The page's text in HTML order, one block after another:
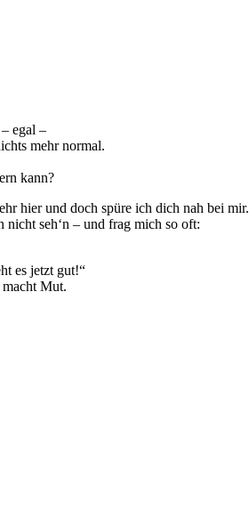
egal –
mehr normal.
kann?
hier und doch spüre ich dich nah bei mir.
seh‘n – und frag mich so oft:
es jetzt gut!“
Mut.